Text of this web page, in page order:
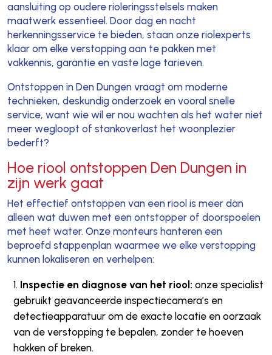
aansluiting op oudere rioleringsstelsels maken
maatwerk essentieel. Door dag en nacht
herkenningsservice te bieden, staan onze riolexperts
klaar om elke verstopping aan te pakken met
vakkennis, garantie en vaste lage tarieven.
Ontstoppen in Den Dungen vraagt om moderne
technieken, deskundig onderzoek en vooral snelle
service, want wie wil er nou wachten als het water niet
meer wegloopt of stankoverlast het woonplezier
bederft?
Hoe riool ontstoppen Den Dungen in
zijn werk gaat
Het effectief ontstoppen van een riool is meer dan
alleen wat duwen met een ontstopper of doorspoelen
met heet water. Onze monteurs hanteren een
beproefd stappenplan waarmee we elke verstopping
kunnen lokaliseren en verhelpen:
Inspectie en diagnose van het riool: onze specialist
gebruikt geavanceerde inspectiecamera’s en
detectieapparatuur om de exacte locatie en oorzaak
van de verstopping te bepalen, zonder te hoeven
hakken of breken.